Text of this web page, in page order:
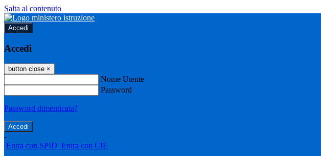
Salta al contenuto
Accedi
Accedi
button close ×
Nome Utente
Password
Password dimenticata?
-
Entra con SPID Entra con CIE